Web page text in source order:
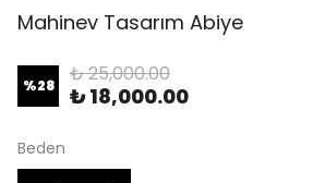
Mahinev Tasarım Abiye
%28 ₺ 25,000.00
₺ 18,000.00
Beden